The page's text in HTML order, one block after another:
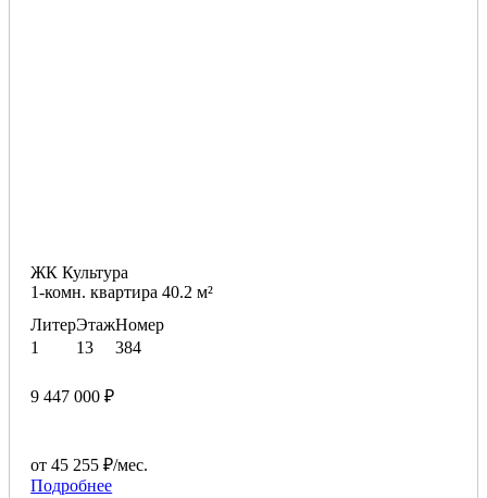
ЖК Культура
1-комн. квартира 40.2 м²
Литер
1
Этаж
13
Номер
384
9 447 000 ₽
от 45 255 ₽/мес.
Подробнее